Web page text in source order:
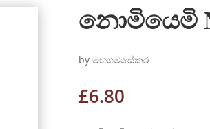
නොමියෙමි
by මහගමසේකර
£6.80